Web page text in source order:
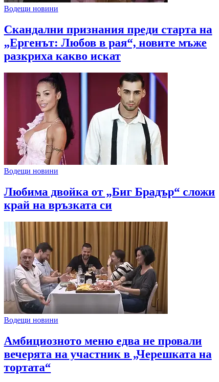
Водещи новини
Скандални признания преди старта на
„Ергенът: Любов в рая“, новите мъже
разкриха какво искат
Водещи новини
Любима двойка от „Биг Брадър“ сложи
край на връзката си
Водещи новини
Амбициозното меню едва не провали
вечерята на участник в „Черешката на
тортата“